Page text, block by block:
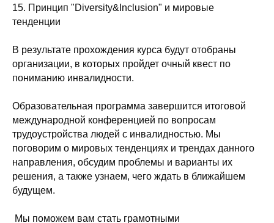
15. Принцип "Diversity&Inclusion" и мировые
тенденции
В результате прохождения курса будут отобраны
организации, в которых пройдет очный квест по
пониманию инвалидности.
Образовательная программа завершится итоговой
международной конференцией по вопросам
трудоустройства людей с инвалидностью. Мы
поговорим о мировых тенденциях и трендах данного
направления, обсудим проблемы и варианты их
решения, а также узнаем, чего ждать в ближайшем
будущем.
Мы поможем вам стать грамотными